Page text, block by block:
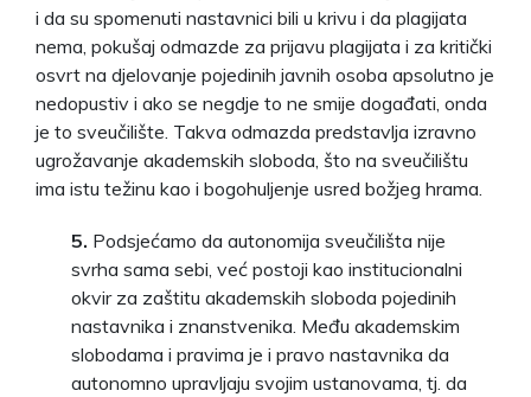
i da su spomenuti nastavnici bili u krivu i da plagijata
nema, pokušaj odmazde za prijavu plagijata i za kritički
osvrt na djelovanje pojedinih javnih osoba apsolutno je
nedopustiv i ako se negdje to ne smije događati, onda
je to sveučilište. Takva odmazda predstavlja izravno
ugrožavanje akademskih sloboda, što na sveučilištu
ima istu težinu kao i bogohuljenje usred božjeg hrama.
5. Podsjećamo da autonomija sveučilišta nije
svrha sama sebi, već postoji kao institucionalni
okvir za zaštitu akademskih sloboda pojedinih
nastavnika i znanstvenika. Među akademskim
slobodama i pravima je i pravo nastavnika da
autonomno upravljaju svojim ustanovama, tj. da